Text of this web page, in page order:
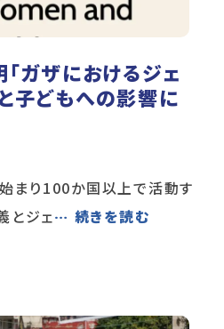
ガザにおけるジェ
子どもへの影響に
まり100か国以上で活動す
とジェ… 続きを読む